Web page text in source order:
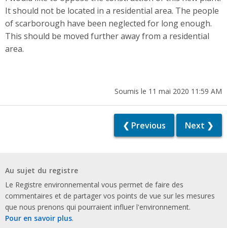
It should not be located in a residential area. The people
of scarborough have been neglected for long enough.
This should be moved further away from a residential
area.
Soumis le 11 mai 2020 11:59 AM
❮ Previous Next ❯
Au sujet du registre
Le Registre environnemental vous permet de faire des
commentaires et de partager vos points de vue sur les mesures
que nous prenons qui pourraient influer l'environnement.
Pour en savoir plus.